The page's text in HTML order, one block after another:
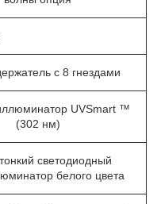
с 8 гнездами
UVSmart ™
(302 нм)
светодиодный
белого цвета